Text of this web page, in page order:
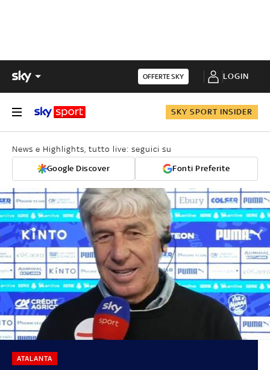
OFFERTE SKY LOGIN
SKY SPORT INSIDER
News e Highlights, tutto live: seguici su
Google Discover Fonti Preferite
ATALANTA